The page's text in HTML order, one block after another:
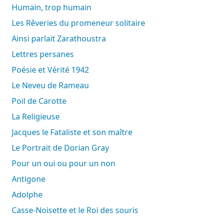
Humain, trop humain
Les Rêveries du promeneur solitaire
Ainsi parlait Zarathoustra
Lettres persanes
Poésie et Vérité 1942
Le Neveu de Rameau
Poil de Carotte
La Religieuse
Jacques le Fataliste et son maître
Le Portrait de Dorian Gray
Pour un oui ou pour un non
Antigone
Adolphe
Casse-Noisette et le Roi des souris